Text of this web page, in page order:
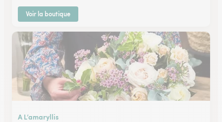
Voir la boutique
A L’amaryllis